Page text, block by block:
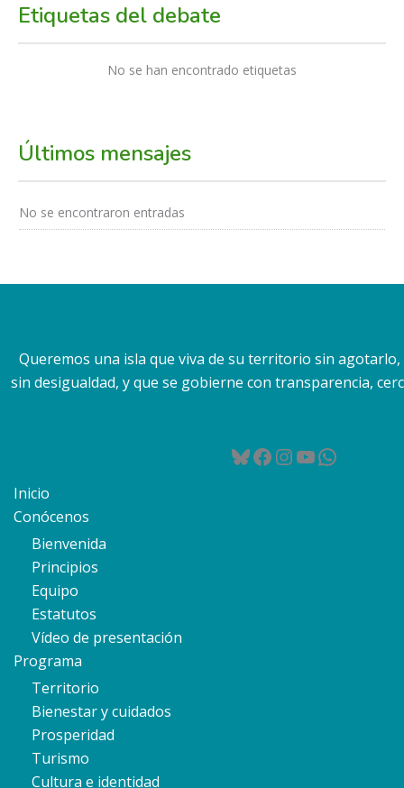
Etiquetas del debate
No se han encontrado etiquetas
Últimos mensajes
No se encontraron entradas
Queremos una isla que viva de su territorio sin
sin desigualdad, y que se gobierne con transparencia,
Bluesky
Facebook
Instagram
YouTube
Inicio
Conócenos
Bienvenida
Principios
Equipo
Estatutos
Vídeo de presentación
Programa
Territorio
Bienestar y cuidados
Prosperidad
Turismo
Cultura e identidad